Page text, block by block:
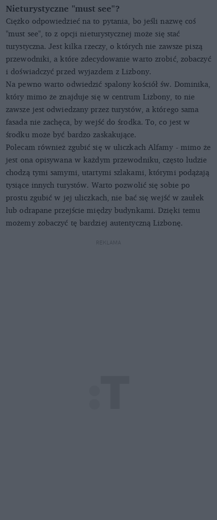
Nieturystyczne "must see"?
Ciężko odpowiedzieć na to pytania, bo jeśli nazwę coś
"must see", to z opcji nieturystycznej może się stać
turystyczna. Jest kilka rzeczy, o których nie zawsze piszą
przewodniki, a które zdecydowanie warto zrobić, zobaczyć
i doświadczyć przed wyjazdem z Lizbony.
Na pewno warto odwiedzić spalony kościół św. Dominika,
który mimo że znajduje się w centrum Lizbony, to nie
zawsze jest odwiedzany przez turystów, a którego sama
fasada nie zachęca, by wejść do środka. To, co jest w
środku może być bardzo zaskakujące.
Polecam również zgubić się w uliczkach Alfamy - mimo że
jest ona opisywana w każdym przewodniku, często ludzie
chodzą tymi samymi, utartymi szlakami, którymi podążają
tysiące innych turystów. Warto pozwolić się sobie po
prostu zgubić w jej uliczkach, nie bać się wejść w zaułek
lub odrapane przejście między budynkami. Dzięki temu
możemy zobaczyć tę bardziej autentyczną Lizbonę.
REKLAMA